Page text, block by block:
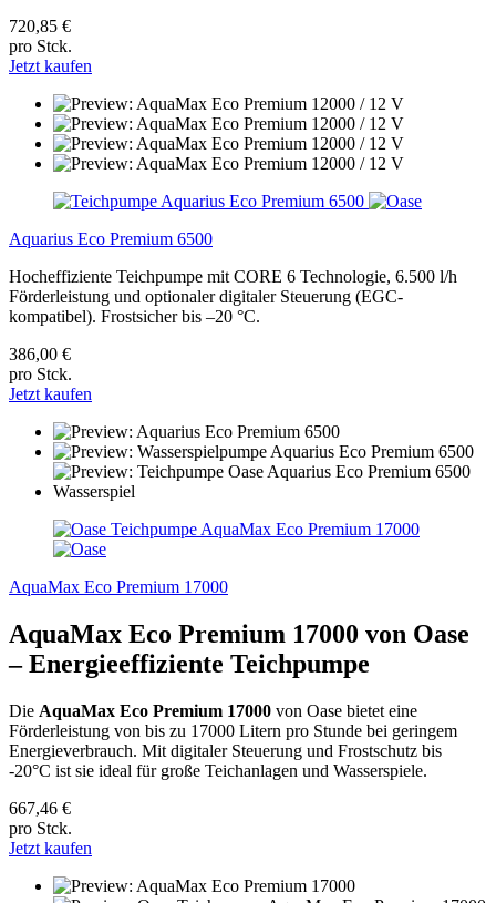
720,85 €
pro Stck.
Jetzt kaufen
Aquarius Eco Premium 6500
Hocheffiziente Teichpumpe mit CORE 6 Technologie, 6.500 l/h
Förderleistung und optionaler digitaler Steuerung (EGC-
kompatibel). Frostsicher bis –20 °C.
386,00 €
pro Stck.
Jetzt kaufen
AquaMax Eco Premium 17000
AquaMax Eco Premium 17000 von Oase
– Energieeffiziente Teichpumpe
Die AquaMax Eco Premium 17000 von Oase bietet eine
Förderleistung von bis zu 17000 Litern pro Stunde bei geringem
Energieverbrauch. Mit digitaler Steuerung und Frostschutz bis
-20°C ist sie ideal für große Teichanlagen und Wasserspiele.
667,46 €
pro Stck.
Jetzt kaufen